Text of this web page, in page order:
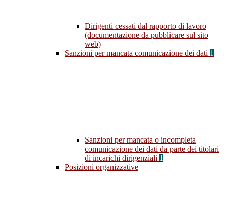
Dirigenti cessati dal rapporto di lavoro
(documentazione da pubblicare sul sito
web)
Sanzioni per mancata comunicazione dei dati 1
Sanzioni per mancata o incompleta
comunicazione dei dati da parte dei titolari
di incarichi dirigenziali 1
Posizioni organizzative